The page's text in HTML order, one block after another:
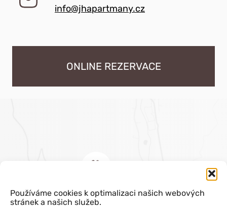
Používáme cookies k optimalizaci našich webových
stránek a našich služeb.
info@jhapartmany.cz
ONLINE REZERVACE